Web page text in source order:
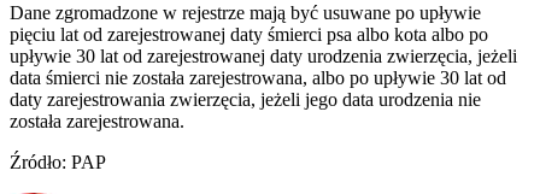
Dane zgromadzone w rejestrze mają być usuwane po upływie
pięciu lat od zarejestrowanej daty śmierci psa albo kota albo po
upływie 30 lat od zarejestrowanej daty urodzenia zwierzęcia, jeżeli
data śmierci nie została zarejestrowana, albo po upływie 30 lat od
daty zarejestrowania zwierzęcia, jeżeli jego data urodzenia nie
została zarejestrowana.
Źródło: PAP